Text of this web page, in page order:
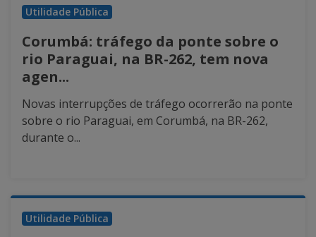
Utilidade Pública
Corumbá: tráfego da ponte sobre o
rio Paraguai, na BR-262, tem nova
agen...
Novas interrupções de tráfego ocorrerão na ponte
sobre o rio Paraguai, em Corumbá, na BR-262,
durante o...
Utilidade Pública